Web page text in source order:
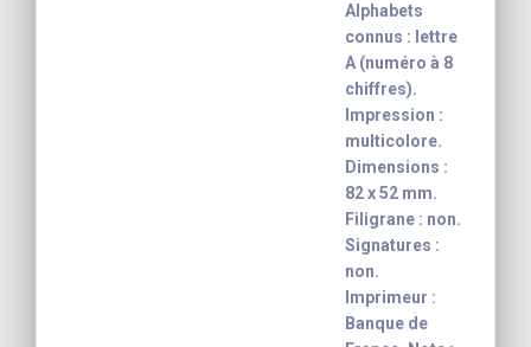
Alphabets
connus : lettre
A (numéro à 8
chiffres).
Impression :
multicolore.
Dimensions :
82 x 52 mm.
Filigrane : non.
Signatures :
non.
Imprimeur :
Banque de